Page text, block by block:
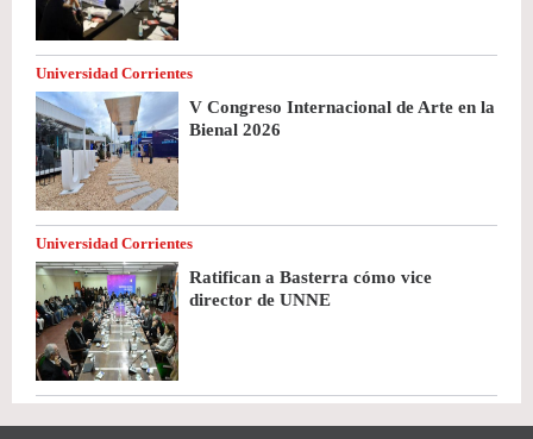
Universidad Corrientes
V Congreso Internacional de Arte en la
Bienal 2026
Universidad Corrientes
Ratifican a Basterra cómo vice
director de UNNE